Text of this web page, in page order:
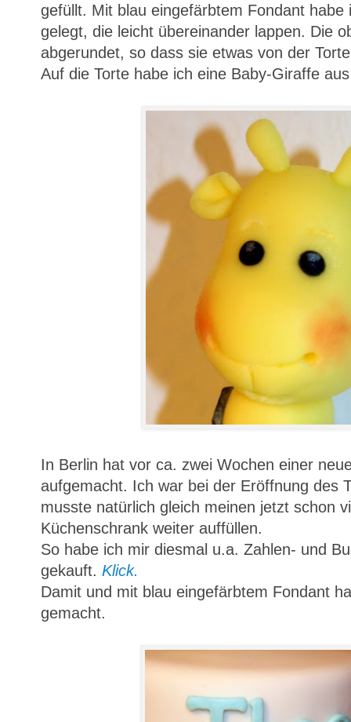
gefüllt. Mit blau eingefärbtem Fondant
gelegt, die leicht übereinander lappen. Die
abgerundet, so dass sie etwas von der
Auf die Torte habe ich eine Baby-Giraffe
In Berlin hat vor ca. zwei Wochen einer
aufgemacht. Ich war bei der Eröffnung des
musste natürlich gleich meinen jetzt schon
Küchenschrank weiter auffüllen.
So habe ich mir diesmal u.a. Zahlen- und
gekauft. Klick.
Damit und mit blau eingefärbtem Fondant
gemacht.